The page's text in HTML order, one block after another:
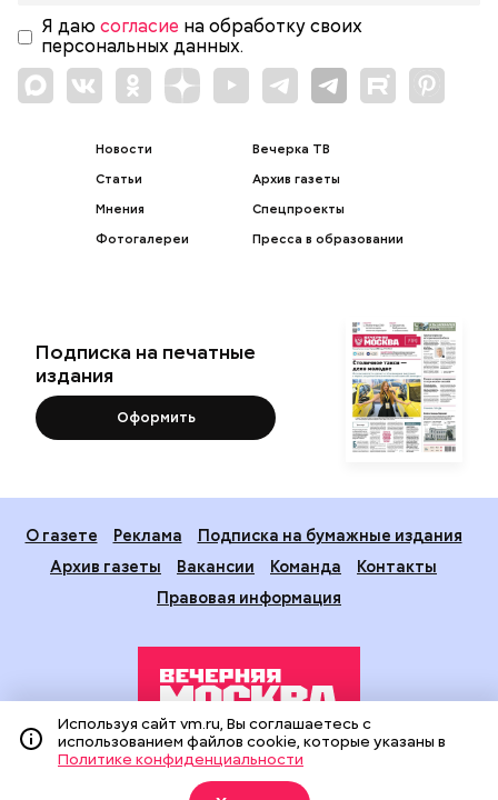
Я даю согласие на обработку своих
персональных данных.
Новости
Статьи
Мнения
Фотогалереи
Вечерка ТВ
Архив газеты
Спецпроекты
Пресса в образовании
Подписка на печатные
издания
Оформить
О газете Реклама
Подписка на бумажные издания
Архив газеты
Вакансии Команда
Контакты
Правовая информация
Издание создано при финансовой поддержке Департамента
средств массовой информации и рекламы города Москвы.
Используя сайт vm.ru, Вы соглашаетесь с
использованием файлов cookie, которые указаны в
Политике конфиденциальности